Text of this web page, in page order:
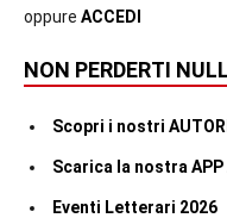
oppure ACCEDI
NON PERDERTI
Scopri i nostri
Scarica la nostra
Eventi Letterari 2026